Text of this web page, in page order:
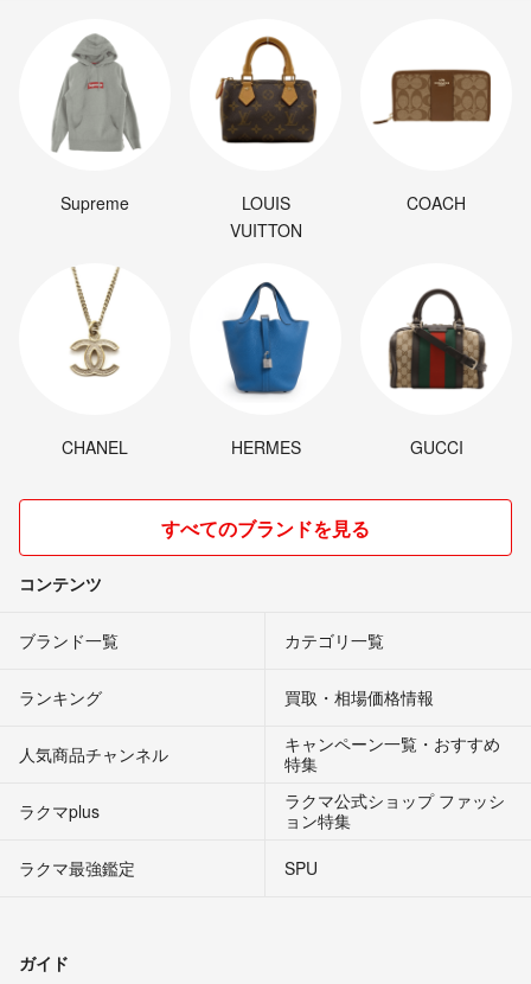
Supreme
LOUIS
VUITTON
COACH
CHANEL HERMES GUCCI
すべてのブランドを見る
コンテンツ
ブランド一覧 カテゴリ一覧
ランキング 買取・相場価格情報
人気商品チャンネル
キャンペーン一覧・おすすめ
特集
ラクマplus
ラクマ公式ショップ ファッシ
ョン特集
ラクマ最強鑑定
SPU
ガイド